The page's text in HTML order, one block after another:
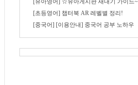
[유아영어] ☆유아게시판 새내기 가이드~
[초등영어] 챕터북 AR 레벨별 정리!
[중국어] [이용안내] 중국어 공부 노하우